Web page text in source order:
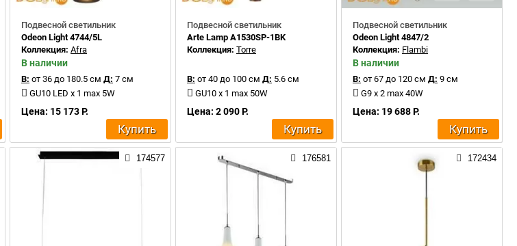
Подвесной светильник
Odeon Light 4744/5L
Коллекция: Afra
В наличии
В: от 36 до 180.5 см Д: 7 см
GU10 LED x 1 max 5W
Цена: 15 173 Р.
Купить
Подвесной светильник
Arte Lamp A1530SP-1BK
Коллекция: Torre
В: от 40 до 100 см Д: 5.6 см
GU10 x 1 max 50W
Цена: 2 090 Р.
Купить
Подвесной светильник
Odeon Light 4847/2
Коллекция: Flambi
В наличии
В: от 67 до 120 см Д: 9 см
G9 x 2 max 40W
Цена: 19 688 Р.
Купить
174577 176581 172434